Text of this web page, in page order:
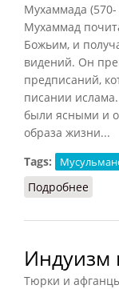
Мухаммада (570-
Мухаммад
Божьим, и
видений. Он
предписаний,
писании
были ясными и
образа жизни...
Tags:
Подробнее
Индуизм
Тюрки и